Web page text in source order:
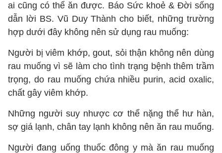
ai cũng có thể ăn được. Báo Sức khoẻ & Đời sống
dẫn lời BS. Vũ Duy Thành cho biết, những trường
hợp dưới đây không nên sử dụng rau muống:
Người bị viêm khớp, gout, sỏi thận không nên dùng
rau muống vì sẽ làm cho tình trạng bệnh thêm trầm
trọng, do rau muống chứa nhiều purin, acid oxalic,
chất gây viêm khớp.
Những người suy nhược cơ thể nặng thể hư hàn,
sợ giá lạnh, chân tay lạnh không nên ăn rau muống.
Người đang uống thuốc đông y mà ăn rau muống